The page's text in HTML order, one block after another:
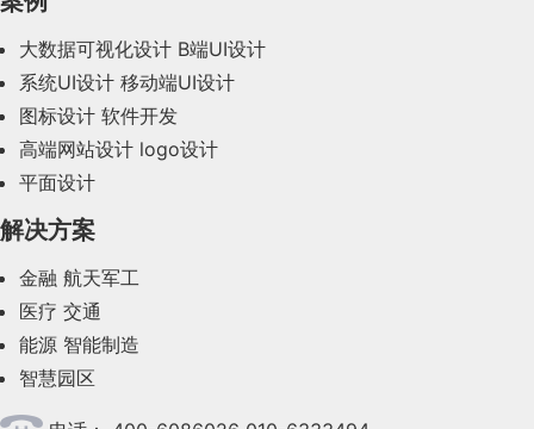
2023年10月(14)
2023年8月(88)
2023年7月(62)
2023年6月(58)
2023年5月(28)
2023年4月(47)
大数据可视化设计 B端UI设计
系统UI设计 移动端UI设计
图标设计 软件开发
高端网站设计 logo设计
平面设计
解决方案
金融 航天军工
医疗 交通
能源 智能制造
智慧园区